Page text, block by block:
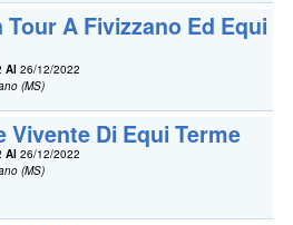
Tour A Fivizzano Ed Equi
Al 26/12/2022
(MS)
Vivente Di Equi Terme
Al 26/12/2022
(MS)